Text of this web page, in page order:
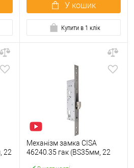
У кошик
Купити в 1 клік
22
Механізм замка CISA
46240.35 гак (BS35мм, 22